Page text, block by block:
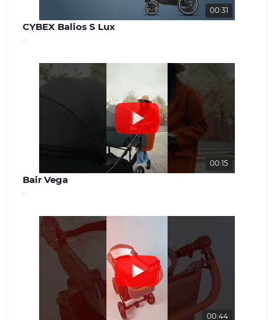
00:31
CYBEX Balios S Lux
00:15
Bair Vega
00:44